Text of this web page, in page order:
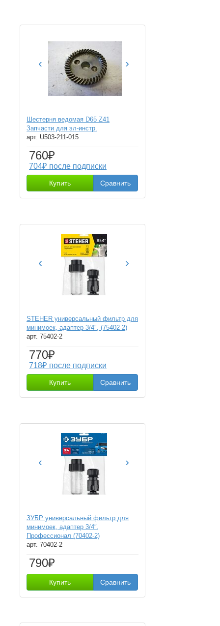
‹ ›
Шестерня ведомая D65 Z41
Запчасти для эл-инстр.
арт. U503-211-015
760₽
704₽ после подписки
Купить Сравнить
‹ ›
STEHER универсальный фильтр для
минимоек, адаптер 3/4″, (75402-2)
арт. 75402-2
770₽
718₽ после подписки
Купить Сравнить
‹ ›
ЗУБР универсальный фильтр для
минимоек, адаптер 3/4″,
Профессионал (70402-2)
арт. 70402-2
790₽
Купить Сравнить